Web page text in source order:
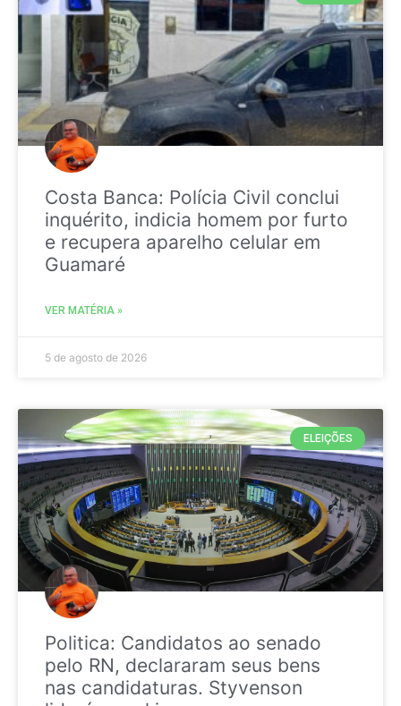
Costa Banca: Polícia Civil conclui
inquérito, indicia homem por furto
e recupera aparelho celular em
Guamaré
VER MATÉRIA »
5 de agosto de 2026
ELEIÇÕES
Politica: Candidatos ao senado
pelo RN, declararam seus bens
nas candidaturas. Styvenson